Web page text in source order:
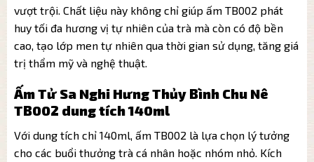
vượt trội. Chất liệu này không chỉ giúp ấm TB002 phát
huy tối đa hương vị tự nhiên của trà mà còn có độ bền
cao, tạo lớp men tự nhiên qua thời gian sử dụng, tăng giá
trị thẩm mỹ và nghệ thuật.
Ấm Tử Sa Nghi Hưng Thủy Bình Chu Nê
TB002 dung tích 140ml
Với dung tích chỉ 140ml, ấm TB002 là lựa chọn lý tưởng
cho các buổi thưởng trà cá nhân hoặc nhóm nhỏ. Kích